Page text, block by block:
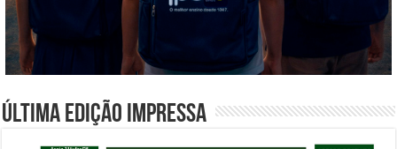
Última edição impressa